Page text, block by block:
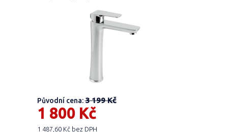
Původní cena:3 199 Kč
1 800 Kč
1 487,60 Kč bez DPH